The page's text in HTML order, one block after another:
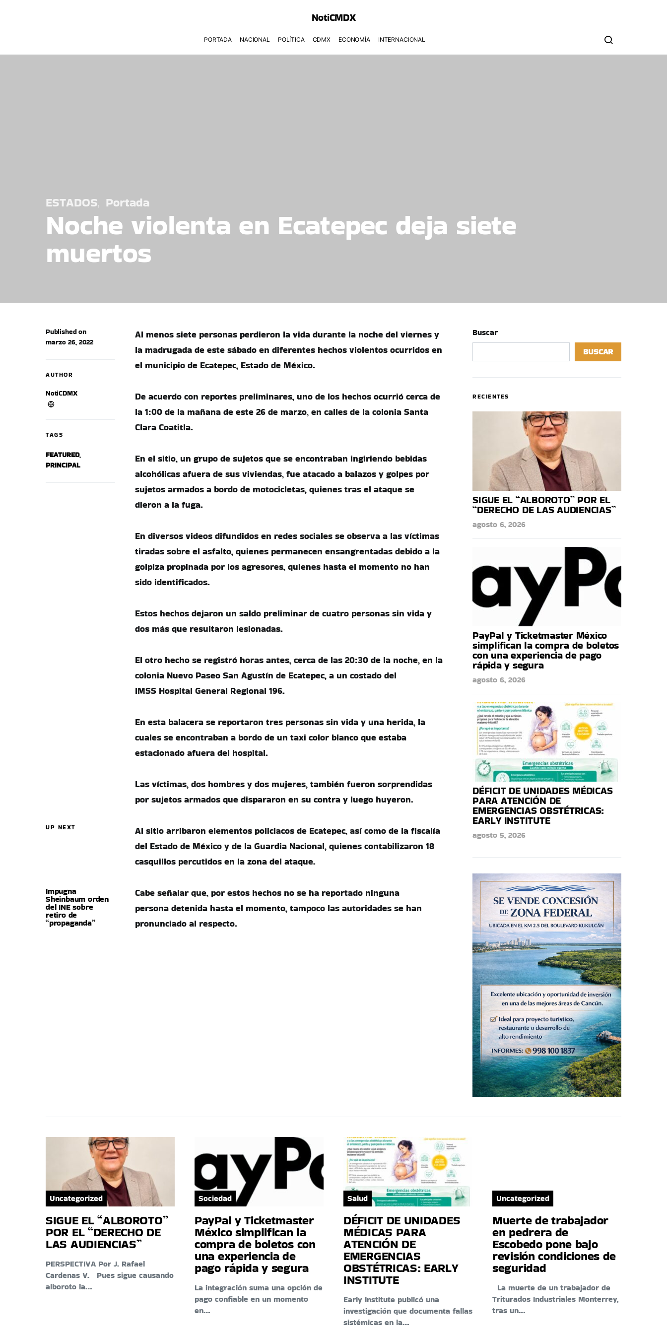
NotiCMDX
PORTADA NACIONAL POLÍTICA CDMX ECONOMÍA INTERNACIONAL
ESTADOS Portada
Noche violenta en Ecatepec deja siete
muertos
UP NEXT
Impugna
Sheinbaum orden
del INE sobre
retiro de
“propaganda”
Published on
marzo 26, 2022
AUTHOR
NotiCDMX
TAGS
FEATURED,
PRINCIPAL
Al menos siete personas perdieron la vida durante la noche del viernes y
la madrugada de este sábado en diferentes hechos violentos ocurridos en
el municipio de Ecatepec, Estado de México.
De acuerdo con reportes preliminares, uno de los hechos ocurrió cerca de
la 1:00 de la mañana de este 26 de marzo, en calles de la colonia Santa
Clara Coatitla.
En el sitio, un grupo de sujetos que se encontraban ingiriendo bebidas
alcohólicas afuera de sus viviendas, fue atacado a balazos y golpes por
sujetos armados a bordo de motocicletas, quienes tras el ataque se
dieron a la fuga.
En diversos videos difundidos en redes sociales se observa a las víctimas
tiradas sobre el asfalto, quienes permanecen ensangrentadas debido a la
golpiza propinada por los agresores, quienes hasta el momento no han
sido identificados.
Estos hechos dejaron un saldo preliminar de cuatro personas sin vida y
dos más que resultaron lesionadas.
El otro hecho se registró horas antes, cerca de las 20:30 de la noche, en la
colonia Nuevo Paseo San Agustín de Ecatepec, a un costado del
IMSS Hospital General Regional 196.
En esta balacera se reportaron tres personas sin vida y una herida, la
cuales se encontraban a bordo de un taxi color blanco que estaba
estacionado afuera del hospital.
Las víctimas, dos hombres y dos mujeres, también fueron sorprendidas
por sujetos armados que dispararon en su contra y luego huyeron.
Al sitio arribaron elementos policiacos de Ecatepec, así como de la fiscalía
del Estado de México y de la Guardia Nacional, quienes contabilizaron 18
casquillos percutidos en la zona del ataque.
Cabe señalar que, por estos hechos no se ha reportado ninguna
persona detenida hasta el momento, tampoco las autoridades se han
pronunciado al respecto.
Buscar
BUSCAR
RECIENTES
SIGUE EL “ALBOROTO” POR EL
“DERECHO DE LAS AUDIENCIAS”
agosto 6, 2026
PayPal y Ticketmaster México
simplifican la compra de boletos
con una experiencia de pago
rápida y segura
agosto 6, 2026
DÉFICIT DE UNIDADES MÉDICAS
PARA ATENCIÓN DE
EMERGENCIAS OBSTÉTRICAS:
EARLY INSTITUTE
agosto 5, 2026
Uncategorized
SIGUE EL “ALBOROTO”
POR EL “DERECHO DE
LAS AUDIENCIAS”
PERSPECTIVA Por J. Rafael
Cardenas V. Pues sigue causando
alboroto la…
Sociedad
PayPal y Ticketmaster
México simplifican la
compra de boletos con
una experiencia de
pago rápida y segura
La integración suma una opción de
pago confiable en un momento
en…
Salud
DÉFICIT DE UNIDADES
MÉDICAS PARA
ATENCIÓN DE
EMERGENCIAS
OBSTÉTRICAS: EARLY
INSTITUTE
Early Institute publicó una
investigación que documenta fallas
sistémicas en la…
Uncategorized
Muerte de trabajador
en pedrera de
Escobedo pone bajo
revisión condiciones de
seguridad
La muerte de un trabajador de
Triturados Industriales Monterrey,
tras un…